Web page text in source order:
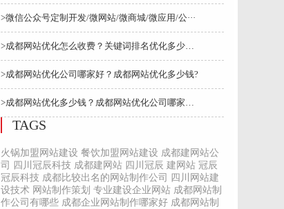
>微信公众号定制开发/微网站/微商城/微应用/公···
>成都网站优化怎么收费？关键词排名优化多少钱？成···
>成都网站优化公司哪家好？成都网站优化多少钱?
>成都网站优化多少钱？成都网站优化公司哪家实力强···
TAGS
火锅加盟网站建设 餐饮加盟网站建设 成都建网站公
司
四川冠辰科技 成都建网站 四川冠辰 建网站 冠辰
冠辰科技 成都比较出名的网站制作公司
四川网站建
设技术 网站制作策划 专业建设企业网站 成都网站制
作公司有哪些 成都企业网站制作哪家好 成都网站制